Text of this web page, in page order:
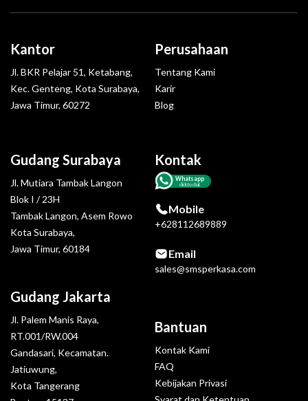
Gudang Surabaya
Jl. Mutiara Tambak Langon
Blok I / 23H
Tambak Langon, Asem Rowo
Kota Surabaya,
Jawa Timur, 60184
Gudang Jakarta
Jl. Palem Manis Raya,
RT.001/RW.004
Gandasari, Kecamatan.
Jatiuwung,
Kota Tangerang
Kantor
Jl. BKR Pelajar 51, Ketabang,
Kec. Genteng, Kota Surabaya,
Jawa Timur, 60272
Kontak
Whatsapp
click to chat
Mobile
+628112689889
Email
sales@smsperkasa.com
Perusahaan
Tentang Kami
Karir
Blog
Bantuan
Kontak Kami
FAQ
Kebijakan Privasi